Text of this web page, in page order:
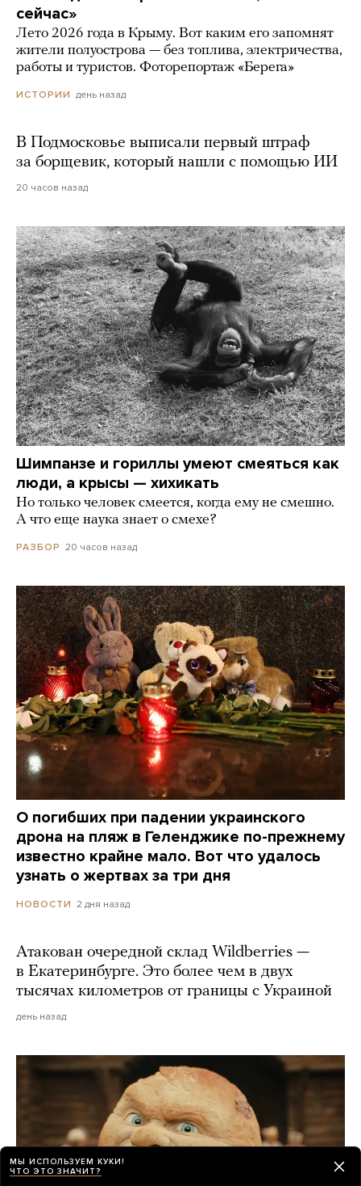
сейчас»
Лето 2026 года в Крыму. Вот каким его запомнят
жители полуострова — без топлива, электричества,
работы и туристов. Фоторепортаж «Берега»
ИСТОРИИ день назад
В Подмосковье выписали первый штраф
за борщевик, который нашли с помощью ИИ
20 часов назад
Шимпанзе и гориллы умеют смеяться как
люди, а крысы — хихикать
Но только человек смеется, когда ему не смешно.
А что еще наука знает о смехе?
РАЗБОР 20 часов назад
О погибших при падении украинского
дрона на пляж в Геленджике по-прежнему
известно крайне мало. Вот что удалось
узнать о жертвах за три дня
НОВОСТИ 2 дня назад
Атакован очередной склад Wildberries —
в Екатеринбурге. Это более чем в двух
тысячах километров от границы с Украиной
день назад
МЫ ИСПОЛЬЗУЕМ КУКИ!
ЧТО ЭТО ЗНАЧИТ?